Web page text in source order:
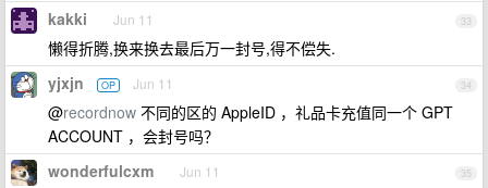
33
kakki Jun 11
懒得折腾,换来换去最后万一封号,得不偿失.
34
yjxjn OP Jun 11
@recordnow 不同的区的 AppleID ，礼品卡充值同一个 GPT
ACCOUNT ，会封号吗？
35
wonderfulcxm Jun 11